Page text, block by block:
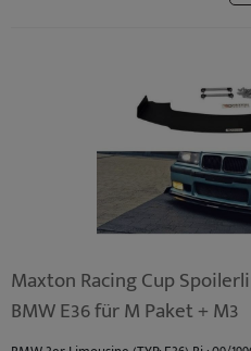
Maxton Racing Cup
BMW E36 für M Paket + M3